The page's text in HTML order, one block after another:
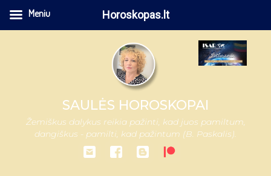
SAULĖS HOROSKOPAI
Žemiškus dalykus reikia pažinti, kad juos pamiltum,
dangiškus - pamilti, kad pažintum (B. Paskalis).
Meniu Horoskopas.lt